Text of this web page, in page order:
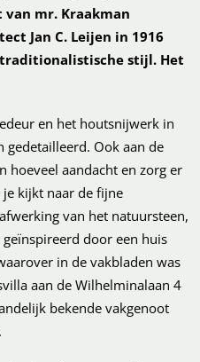
mr. Kraakman
Jan C. Leijen in 1916
stijl. Het
en het houtsnijwerk in
Ook aan de
hoeveel aandacht en zorg er
kijkt naar de fijne
van het natuursteen,
door een huis
in de vakbladen was
aan de Wilhelminalaan 4
bekende vakgenoot